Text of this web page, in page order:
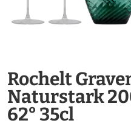
Rochelt
Naturstark
62° 35cl